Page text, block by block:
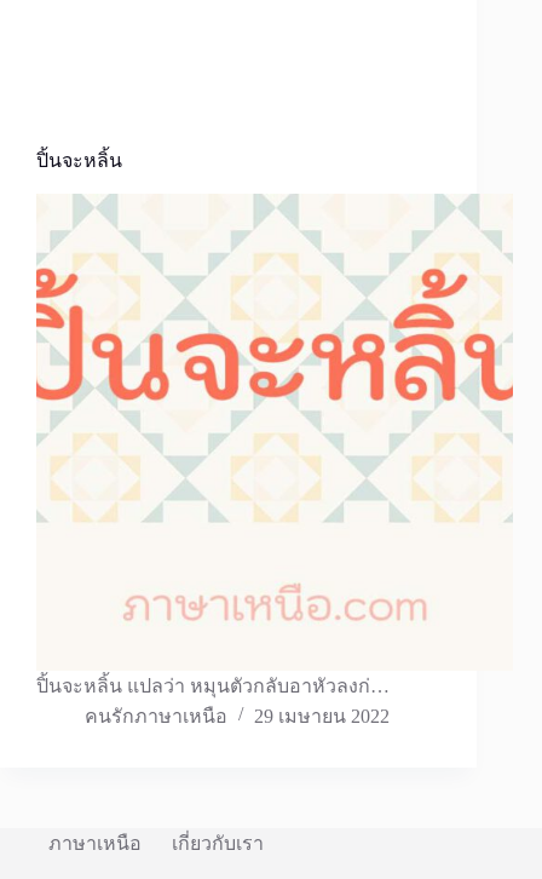
ปิ้นจะหลิ้น
ปิ้นจะหลิ้น แปลว่า หมุนตัวกลับอาหัวลงก่…
คนรักภาษาเหนือ
29 เมษายน 2022
ภาษาเหนือ เกี่ยวกับเรา